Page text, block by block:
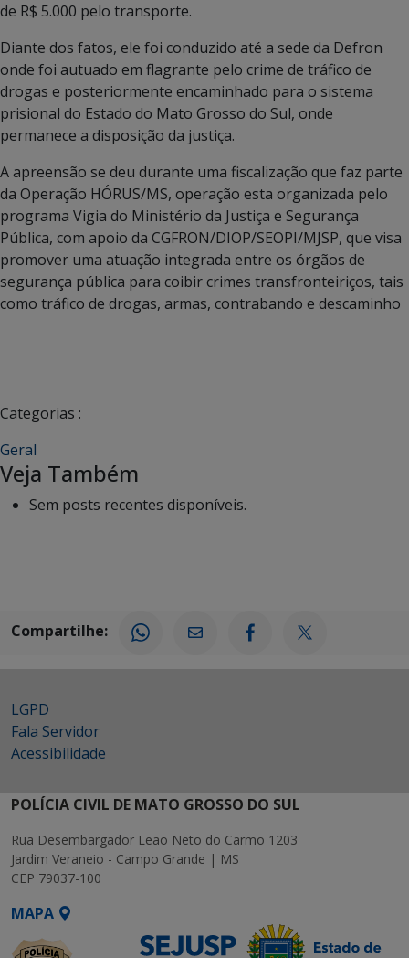
de R$ 5.000 pelo transporte.
Diante dos fatos, ele foi conduzido até a sede da Defron
onde foi autuado em flagrante pelo crime de tráfico de
drogas e posteriormente encaminhado para o sistema
prisional do Estado do Mato Grosso do Sul, onde
permanece a disposição da justiça.
A apreensão se deu durante uma fiscalização que faz parte
da Operação HÓRUS/MS, operação esta organizada pelo
programa Vigia do Ministério da Justiça e Segurança
Pública, com apoio da CGFRON/DIOP/SEOPI/MJSP, que visa
promover uma atuação integrada entre os órgãos de
segurança pública para coibir crimes transfronteiriços, tais
como tráfico de drogas, armas, contrabando e descaminho
Categorias :
Geral
Veja Também
Sem posts recentes disponíveis.
Compartilhe:
LGPD
Fala Servidor
Acessibilidade
POLÍCIA CIVIL DE MATO GROSSO DO SUL
Rua Desembargador Leão Neto do Carmo 1203
Jardim Veraneio - Campo Grande | MS
CEP 79037-100
MAPA